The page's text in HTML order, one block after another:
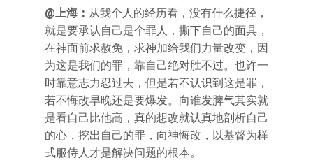
@上海： 从我个人的经历看，没有什么捷径，
就是要承认自己是个罪人，撕下自己的面具，
在神面前求赦免，求神加给我们力量改变，因
为这是我们的罪，靠自己绝对胜不过。也许一
时靠意志力忍过去，但是若不认识到这是罪，
若不悔改早晚还是要爆发。向谁发脾气其实就
是看自己比他高，真的想改就认真地剖析自己
的心，挖出自己的罪，向神悔改，以基督为样
式服侍人才是解决问题的根本。